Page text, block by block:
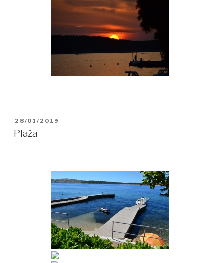
OBJAVLJENO
DNE
28/01/2019
Plaža